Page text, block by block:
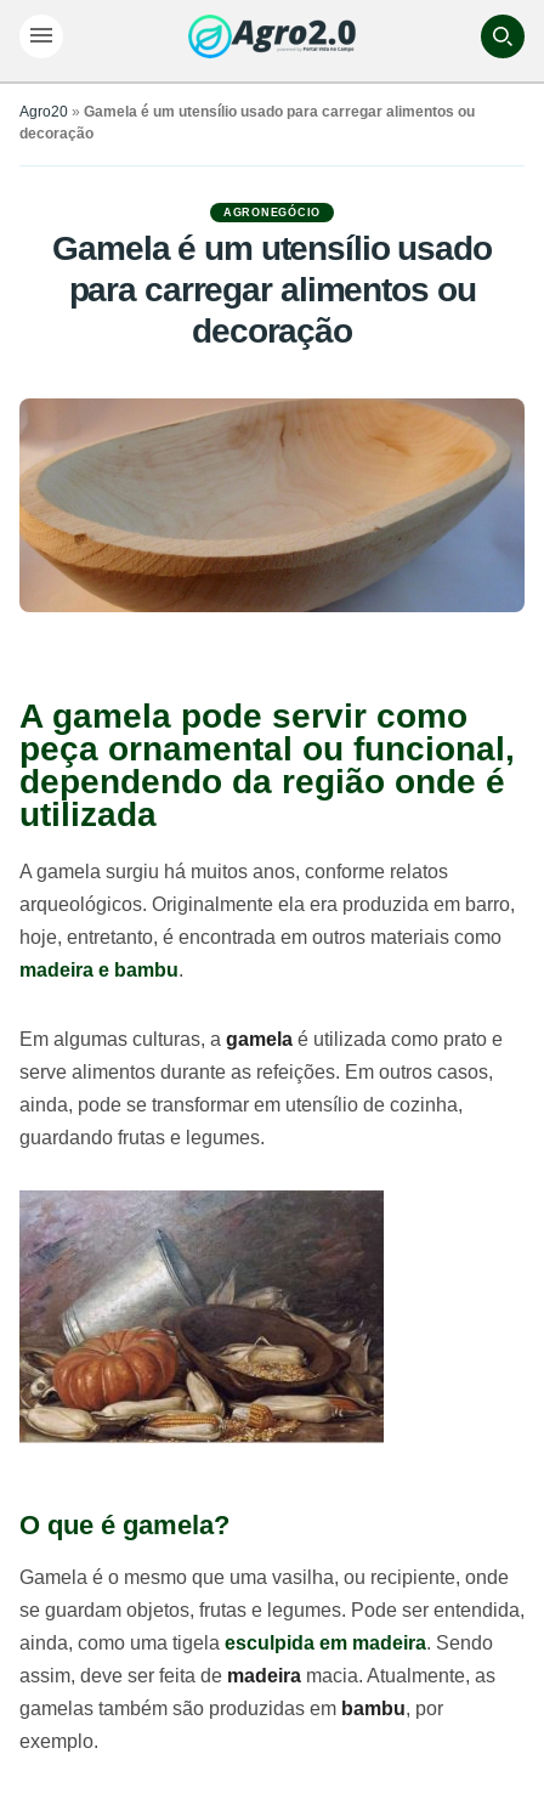
Agro20 » Gamela é um utensílio usado para carregar alimentos ou
decoração
AGRONEGÓCIO
Gamela é um utensílio usado
para carregar alimentos ou
decoração
A gamela pode servir como
peça ornamental ou funcional,
dependendo da região onde é
utilizada
A gamela surgiu há muitos anos, conforme relatos
arqueológicos. Originalmente ela era produzida em barro,
hoje, entretanto, é encontrada em outros materiais como
madeira e bambu.
Em algumas culturas, a gamela é utilizada como prato e
serve alimentos durante as refeições. Em outros casos,
ainda, pode se transformar em utensílio de cozinha,
guardando frutas e legumes.
O que é gamela?
Gamela é o mesmo que uma vasilha, ou recipiente, onde
se guardam objetos, frutas e legumes. Pode ser entendida,
ainda, como uma tigela esculpida em madeira. Sendo
assim, deve ser feita de madeira macia. Atualmente, as
gamelas também são produzidas em bambu, por
exemplo.